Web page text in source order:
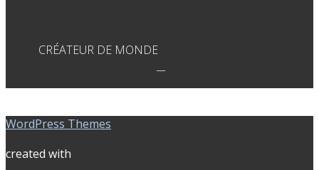
CRÉATEUR DE MONDE
WordPress Themes
created with